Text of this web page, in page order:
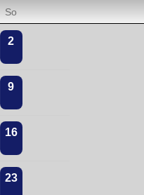
So
2
9
16
23